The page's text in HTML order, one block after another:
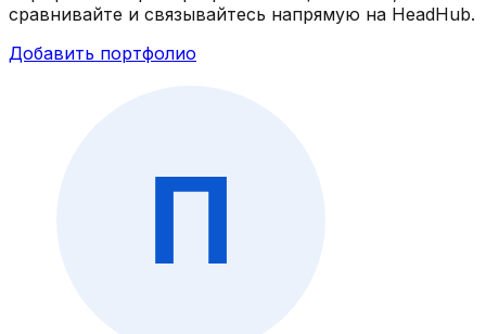
сравнивайте и связывайтесь напрямую на HeadHub.
Добавить портфолио